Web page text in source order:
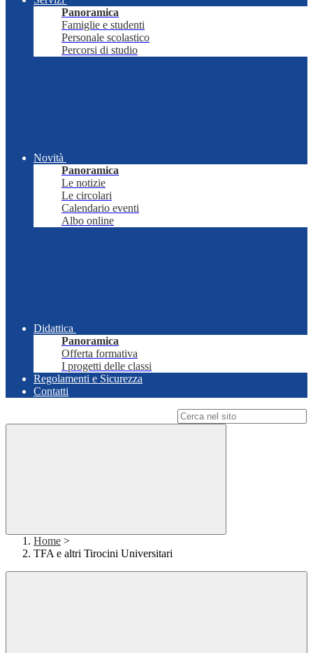
Panoramica
Famiglie e studenti
Personale scolastico
Percorsi di studio
Novità
Panoramica
Le notizie
Le circolari
Calendario eventi
Albo online
Didattica
Panoramica
Offerta formativa
I progetti delle classi
Regolamenti e Sicurezza
Contatti
Home >
TFA e altri Tirocini Universitari